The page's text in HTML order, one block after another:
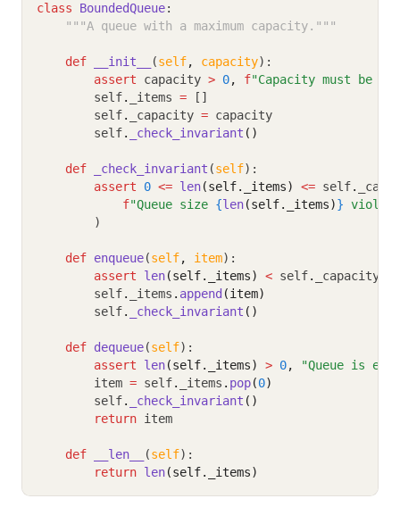
class BoundedQueue:
"""A queue with a maximum capacity."""
def __init__ (self, capacity):
assert capacity > 0, f"Capacity must be
        self
. _items = []
        self
. _capacity = capacity
        self
. _check_invariant ()
def _check_invariant (self):
assert
0 <= len(self._items) <= self.
f"Queue size {len(self._items)}
        )
def enqueue(self, item):
assert
len(self._items) < self. _capacity
        self
. _items . append (item)
        self
. _check_invariant ()
def dequeue(self):
assert
len(self._items) > 0,
"Queue is
        item
= self. _items . pop(0)
        self
. _check_invariant ()
return item
def __len__ (self):
return len(self._items)